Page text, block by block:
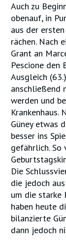
Auch zu
obenauf, in
aus der
rächen. Nach
Grant an
Pescione
Ausgleich
anschließend
werden und
Krankenhaus.
Güney etwas
besser ins
gefährlich.
Die
die jedoch
um die starke
haben heute
bilanzierte
dann jedoch